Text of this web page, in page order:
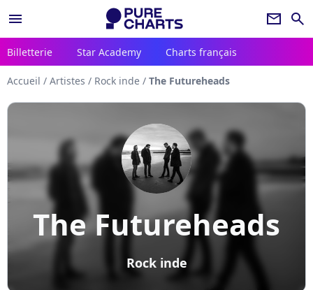
menu newsletter search
Billetterie Star Academy Charts français
Accueil / Artistes / Rock inde / The Futureheads
The Futureheads
Rock inde